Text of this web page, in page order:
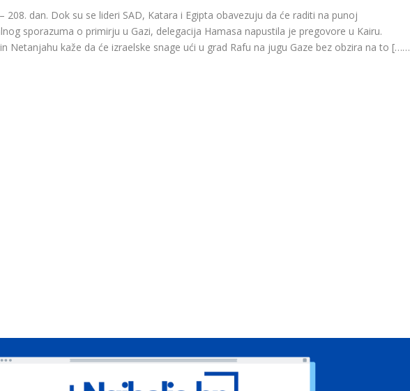
208. dan. Dok su se lideri SAD, Katara i Egipta obavezuju da će raditi na punoj
sporazuma o primirju u Gazi, delegacija Hamasa napustila je pregovore u Kairu.
Netanjahu kaže da će izraelske snage ući u grad Rafu na jugu Gaze bez obzira na to [……